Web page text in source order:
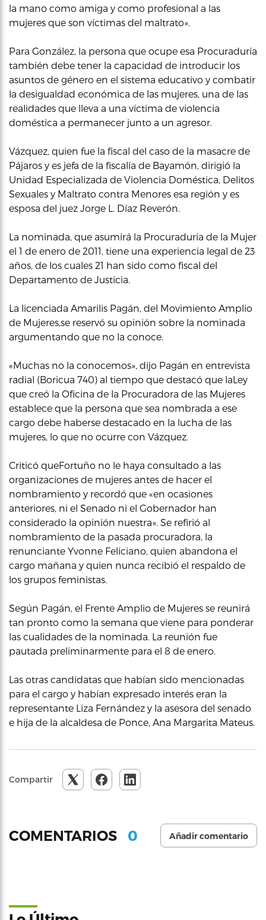
la mano como amiga y como profesional a las
mujeres que son víctimas del maltrato».
Para González, la persona que ocupe esa Procuraduría
también debe tener la capacidad de introducir los
asuntos de género en el sistema educativo y combatir
la desigualdad económica de las mujeres, una de las
realidades que lleva a una víctima de violencia
doméstica a permanecer junto a un agresor.
Vázquez, quien fue la fiscal del caso de la masacre de
Pájaros y es jefa de la fiscalía de Bayamón, dirigió la
Unidad Especializada de Violencia Doméstica, Delitos
Sexuales y Maltrato contra Menores esa región y es
esposa del juez Jorge L. Díaz Reverón.
La nominada, que asumirá la Procuraduría de la Mujer
el 1 de enero de 2011, tiene una experiencia legal de 23
años, de los cuales 21 han sido como fiscal del
Departamento de Justicia.
La licenciada Amarilis Pagán, del Movimiento Amplio
de Mujeres,se reservó su opinión sobre la nominada
argumentando que no la conoce.
«Muchas no la conocemos», dijo Pagán en entrevista
radial (Boricua 740) al tiempo que destacó que laLey
que creó la Oficina de la Procuradora de las Mujeres
establece que la persona que sea nombrada a ese
cargo debe haberse destacado en la lucha de las
mujeres, lo que no ocurre con Vázquez.
Criticó queFortuño no le haya consultado a las
organizaciones de mujeres antes de hacer el
nombramiento y recordó que «en ocasiones
anteriores, ni el Senado ni el Gobernador han
considerado la opinión nuestra». Se refirió al
nombramiento de la pasada procuradora, la
renunciante Yvonne Feliciano, quien abandona el
cargo mañana y quien nunca recibió el respaldo de
los grupos feministas.
Según Pagán, el Frente Amplio de Mujeres se reunirá
tan pronto como la semana que viene para ponderar
las cualidades de la nominada. La reunión fue
pautada preliminarmente para el 8 de enero.
Las otras candidatas que habían sido mencionadas
para el cargo y habían expresado interés eran la
representante Liza Fernández y la asesora del senado
e hija de la alcaldesa de Ponce, Ana Margarita Mateus.
Compartir
COMENTARIOS 0 Añadir comentario